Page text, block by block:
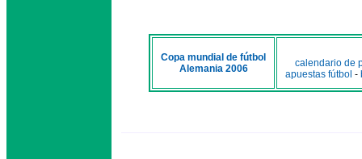
Copa mundial de fútbol
Alemania 2006
calendario de
apuestas fútbol -